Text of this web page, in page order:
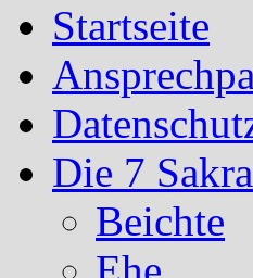
Startseite
Die 7
Beichte